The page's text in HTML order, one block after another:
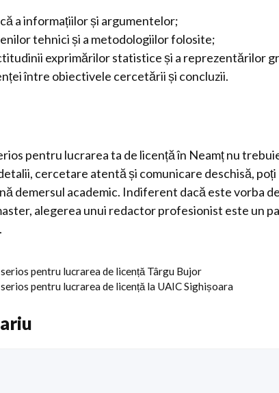
a informațiilor și argumentelor;
tehnici și a metodologiilor folosite;
exprimărilor statistice și a reprezentărilor
între obiectivele cercetării și concluzii.
pentru lucrarea ta de licență în Neamț nu
cercetare atentă și comunicare deschisă, poți
demersul academic. Indiferent dacă este vorba
alegerea unui redactor profesionist este un
pentru lucrarea de licență Târgu Bujor
pentru lucrarea de licență la UAIC Sighișoara